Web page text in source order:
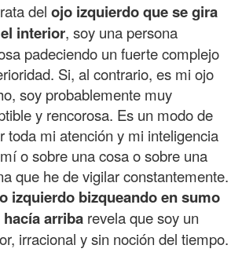
del ojo izquierdo que se gira
interior, soy una persona
padeciendo un fuerte complejo
Si, al contrario, es mi ojo
soy probablemente muy
y rencorosa. Es un modo de
toda mi atención y mi inteligencia
o sobre una cosa o sobre una
que he de vigilarconstantemente.
izquierdo bizqueando en sumo
arriba revela que soy un
irracional y sin noción del tiempo.